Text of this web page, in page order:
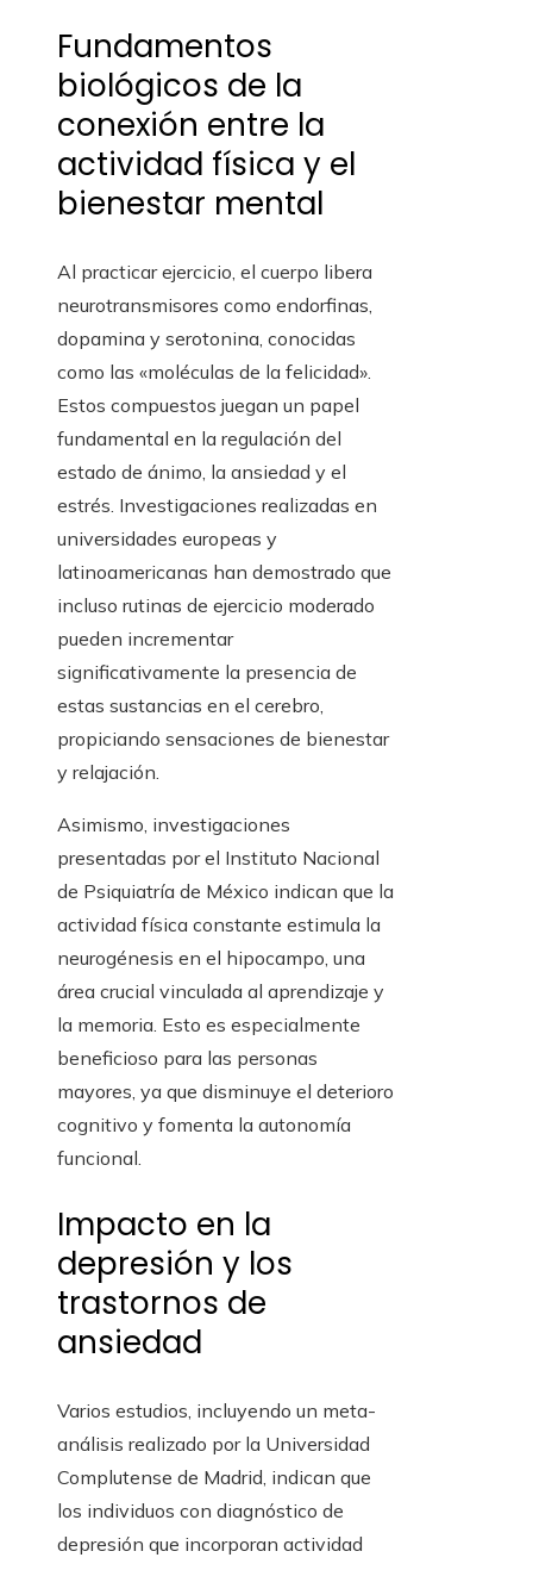
Fundamentos
biológicos de la
conexión entre la
actividad física y el
bienestar mental
Al practicar ejercicio, el cuerpo libera
neurotransmisores como endorfinas,
dopamina y serotonina, conocidas
como las «moléculas de la felicidad».
Estos compuestos juegan un papel
fundamental en la regulación del
estado de ánimo, la ansiedad y el
estrés. Investigaciones realizadas en
universidades europeas y
latinoamericanas han demostrado que
incluso rutinas de ejercicio moderado
pueden incrementar
significativamente la presencia de
estas sustancias en el cerebro,
propiciando sensaciones de bienestar
y relajación.
Asimismo, investigaciones
presentadas por el Instituto Nacional
de Psiquiatría de México indican que la
actividad física constante estimula la
neurogénesis en el hipocampo, una
área crucial vinculada al aprendizaje y
la memoria. Esto es especialmente
beneficioso para las personas
mayores, ya que disminuye el deterioro
cognitivo y fomenta la autonomía
funcional.
Impacto en la
depresión y los
trastornos de
ansiedad
Varios estudios, incluyendo un meta-
análisis realizado por la Universidad
Complutense de Madrid, indican que
los individuos con diagnóstico de
depresión que incorporan actividad